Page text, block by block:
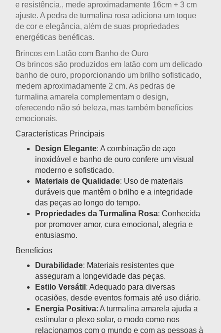
e resistência., mede aproximadamente 16cm + 3 cm
ajuste. A pedra de turmalina rosa adiciona um toque
de cor e elegância, além de suas propriedades
energéticas benéficas.
Brincos em Latão com Banho de Ouro
Os brincos são produzidos em latão com um delicado
banho de ouro, proporcionando um brilho sofisticado,
medem aproximadamente 2 cm. As pedras de
turmalina amarela complementam o design,
oferecendo não só beleza, mas também benefícios
emocionais.
Características Principais
Design Elegante: A combinação de aço
inoxidável e banho de ouro confere um visual
moderno e sofisticado.
Materiais de Qualidade: Uso de materiais
duráveis que mantêm o brilho e a integridade
das peças ao longo do tempo.
Propriedades da Turmalina Rosa: Conhecida
por promover amor, cura emocional, alegria e
entusiasmo.
Benefícios
Durabilidade: Materiais resistentes que
asseguram a longevidade das peças.
Estilo Versátil : Adequado para diversas
ocasiões, desde eventos formais até uso diário.
Energia Positiva: A turmalina amarela ajuda a
estimular o plexo solar, o modo como nos
relacionamos com o mundo e com as pessoas à